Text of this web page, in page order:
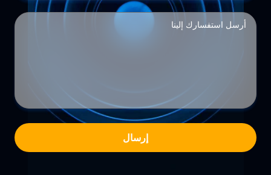
إرسال